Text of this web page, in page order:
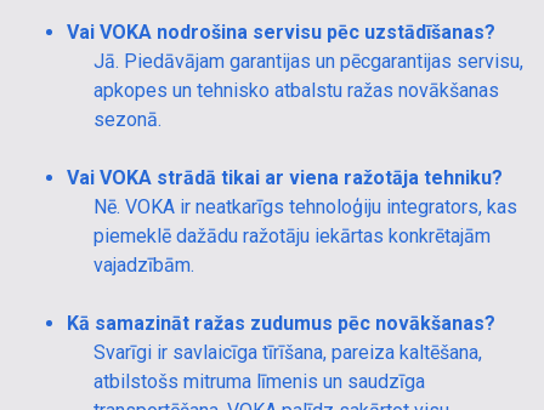
Vai VOKA nodrošina servisu pēc uzstādīšanas?
Jā. Piedāvājam garantijas un pēcgarantijas servisu,
apkopes un tehnisko atbalstu ražas novākšanas
sezonā.
Vai VOKA strādā tikai ar viena ražotāja tehniku?
Nē. VOKA ir neatkarīgs tehnoloģiju integrators, kas
piemeklē dažādu ražotāju iekārtas konkrētajām
vajadzībām.
Kā samazināt ražas zudumus pēc novākšanas?
Svarīgi ir savlaicīga tīrīšana, pareiza kaltēšana,
atbilstošs mitruma līmenis un saudzīga